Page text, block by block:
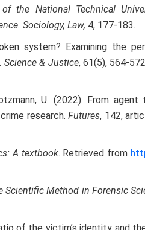
the National Technical
Sociology, Law, 4, 177-183.
system? Examining the
Science & Justice, 61(5), 564-
U. (2022). From
research.Futures, 142,
А textbook. Retrieved from
Scientific Method in Forensic
of the victim’s identity and